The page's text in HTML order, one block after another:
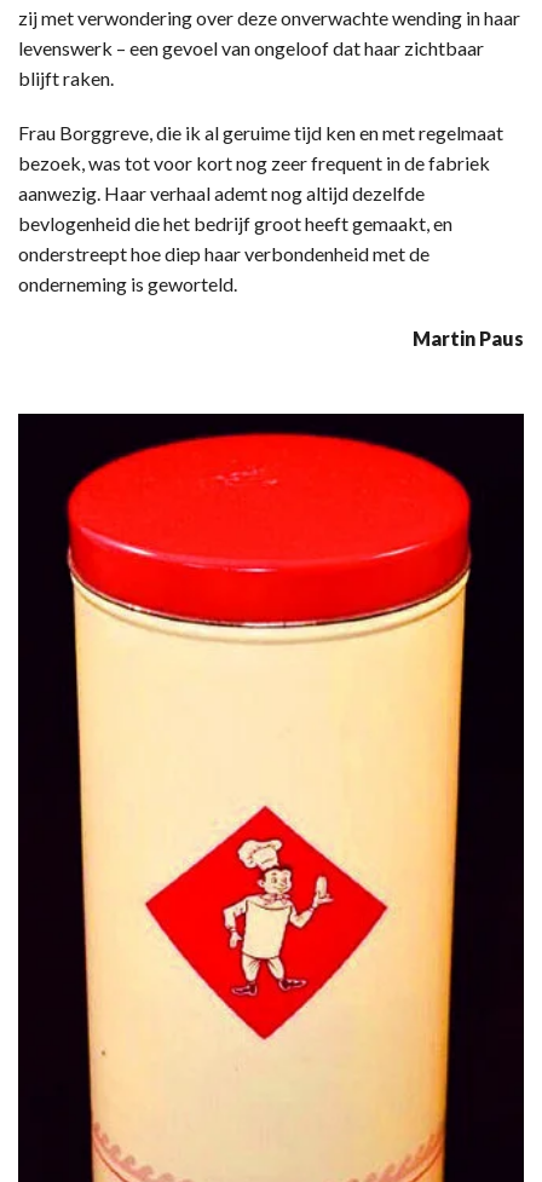
zij met verwondering over deze onverwachte wending in haar
levenswerk – een gevoel van ongeloof dat haar zichtbaar
blijft raken.
Frau Borggreve, die ik al geruime tijd ken en met regelmaat
bezoek, was tot voor kort nog zeer frequent in de fabriek
aanwezig. Haar verhaal ademt nog altijd dezelfde
bevlogenheid die het bedrijf groot heeft gemaakt, en
onderstreept hoe diep haar verbondenheid met de
onderneming is geworteld.
Martin Paus